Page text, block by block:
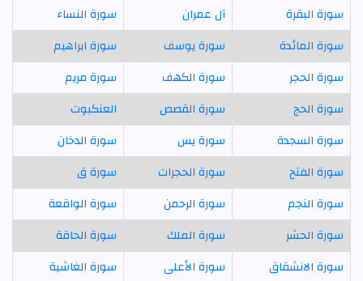
سورة البقرة آل عمران
سورة النساء
سورة المائدة
سورة يوسف
سورة ابراهيم
سورة الحجر
سورة الكهف
سورة مريم
سورة الحج
سورة القصص
العنكبوت
سورة السجدة
سورة يس
سورة الدخان
سورة الفتح
سورة الحجرات
سورة ق
سورة النجم
سورة الرحمن
سورة الواقعة
سورة الحشر
سورة الملك
سورة الحاقة
سورة الانشقاق
سورة الأعلى
سورة الغاشية